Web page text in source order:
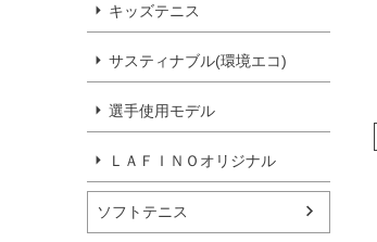
キッズテニス
サスティナブル(環境エコ)
選手使用モデル
ＬＡＦＩＮＯオリジナル
ソフトテニス